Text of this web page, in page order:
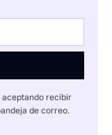
aceptando recibir
de correo.